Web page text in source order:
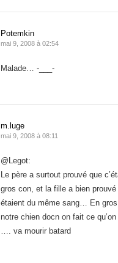
Potemkin
mai 9, 2008 à 02:54
Malade… -___-
m.luge
mai 9, 2008 à 08:11
@Legot:
Le père a surtout prouvé que
gros con, et la fille a bien prouvé
étaient du même sang… En gros
notre chien docn on fait ce
…. va mourir batard